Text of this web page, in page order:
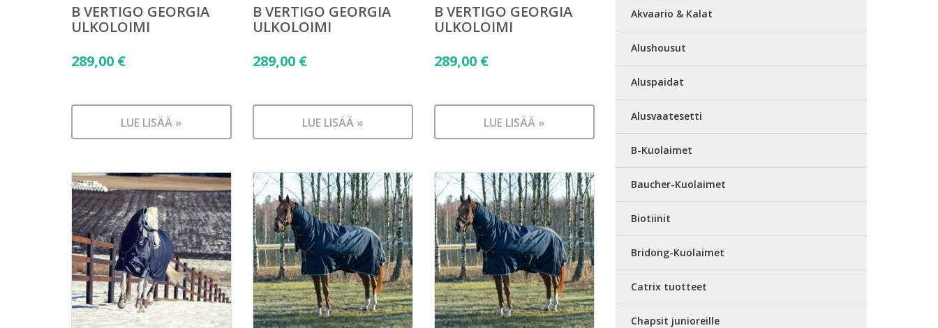
B VERTIGO GEORGIA
ULKOLOIMI
289,00 €
LUE LISÄÄ »
B VERTIGO GEORGIA
ULKOLOIMI
289,00 €
LUE LISÄÄ »
B VERTIGO GEORGIA
ULKOLOIMI
289,00 €
LUE LISÄÄ »
Akvaario & Kalat
Alushousut
Aluspaidat
Alusvaatesetti
B-Kuolaimet
Baucher-Kuolaimet
Biotiinit
Bridong-Kuolaimet
Catrix tuotteet
Chapsit junioreille